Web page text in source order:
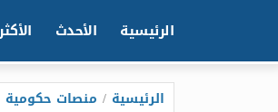
الرئيسية الأحدث
الرئيسية / منصات حكومية